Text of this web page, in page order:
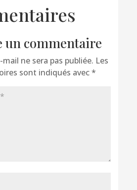
un commentaire
ne sera pas publiée. Les
sont indiqués avec*